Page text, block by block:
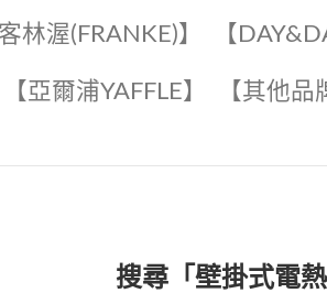
林渥(FRANKE)】️ 【
【亞爾浦YAFFLE】 【其他品
搜尋「壁掛式電